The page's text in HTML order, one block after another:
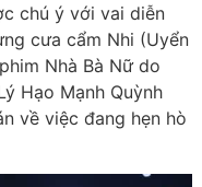
chú ý với vai diễn
cưa cẩm Nhi (Uyển
Nhà Bà Nữ do
Hạo Mạnh Quỳnh
về việc đang hẹn hò